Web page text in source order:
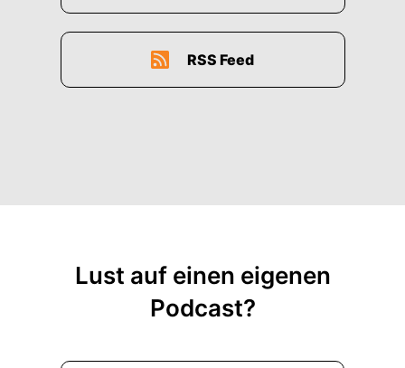
RSS Feed
Lust auf einen eigenen
Podcast?